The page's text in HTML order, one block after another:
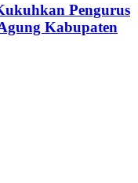
Pengurus
Kabupaten